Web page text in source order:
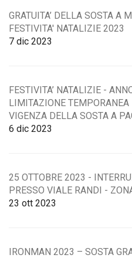
GRATUITA’ DELLA SOSTA A
FESTIVITA' NATALIZIE 2023
7 dic 2023
FESTIVITA’ NATALIZIE -
LIMITAZIONE
VIGENZA DELLA SOSTA A
6 dic 2023
25 OTTOBRE 2023 -
PRESSO VIALE RANDI -
23 ott 2023
IRONMAN 2023 – SOSTA